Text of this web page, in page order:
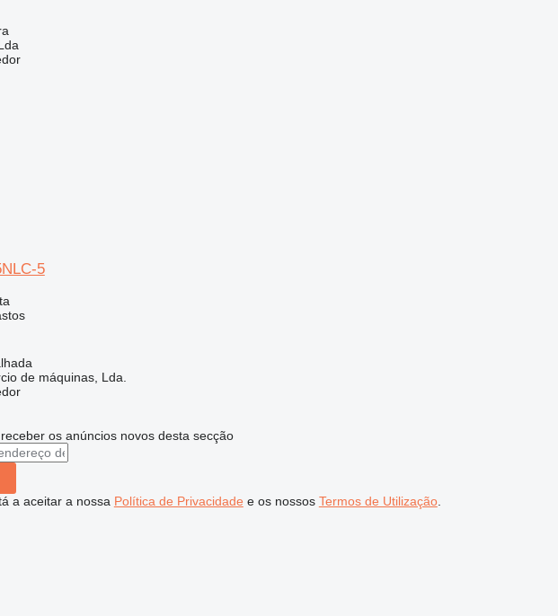
5
de máquinas, Lda.
os anúncios novos desta secção
a aceitar a nossa Política de Privacidade e os nossos Termos de Utilização.